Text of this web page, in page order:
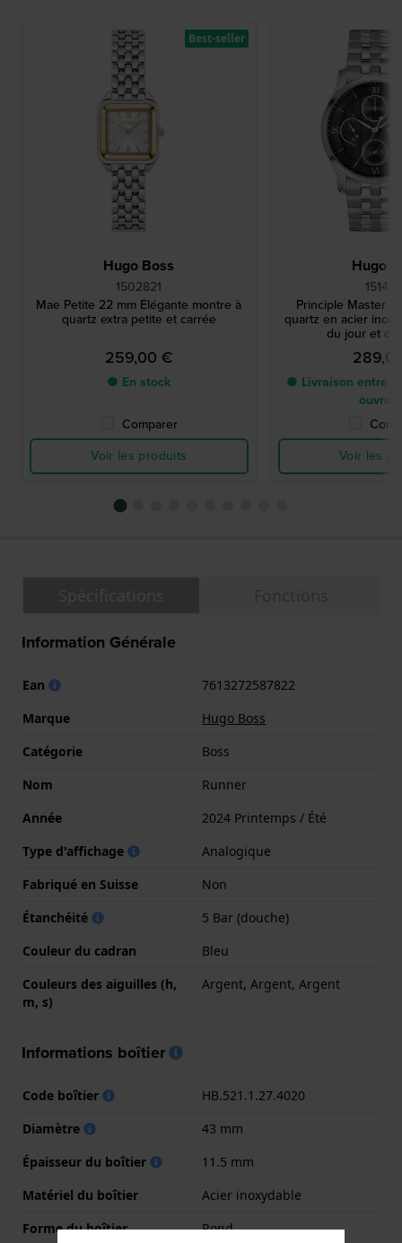
Hugo Boss
1502821
Mae Petite 22 mm Élégante montre à
quartz extra petite et carrée
259,00 €
● En stock
Comparer
Voir les produits
Best-seller
Hugo
Principle Master
quartz en acier
du jour et
● Livraison entre
Voir les
Information Générale
Ean
7613272587822
Marque
Hugo Boss
Catégorie
Boss
Nom
Runner
Année
2024 Printemps / Été
Type d'affichage
Analogique
Fabriqué en Suisse
Non
Étanchéité
5 Bar (douche)
Couleur du cadran
Bleu
Couleurs des aiguilles (h,
m, s)
Argent, Argent, Argent
Informations boîtier
Code boîtier
HB.521.1.27.4020
Diamètre
43 mm
Épaisseur du boîtier
11.5 mm
Matériel du boîtier
Acier inoxydable
Forme du boîtier
Rond